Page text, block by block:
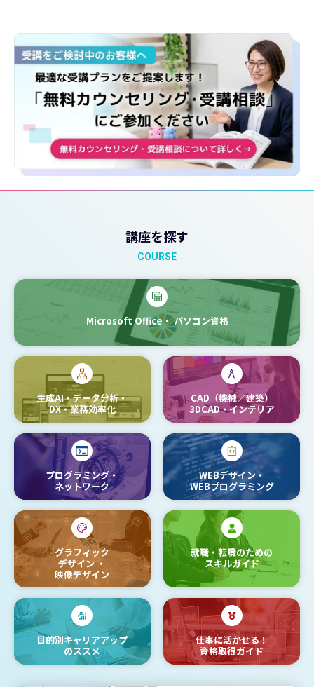
講座を探す
COURSE
Microsoft Office・パソコン資格
生成AI・データ分析・
DX・業務効率化
CAD（機械／建築）
3DCAD・インテリア
プログラミング・
ネットワーク
WEBデザイン・
WEBプログラミング
グラフィック
デザイン・
映像デザイン
就職・転職のための
スキルガイド
目的別キャリアアップ
のススメ
仕事に活かせる！
資格取得ガイド